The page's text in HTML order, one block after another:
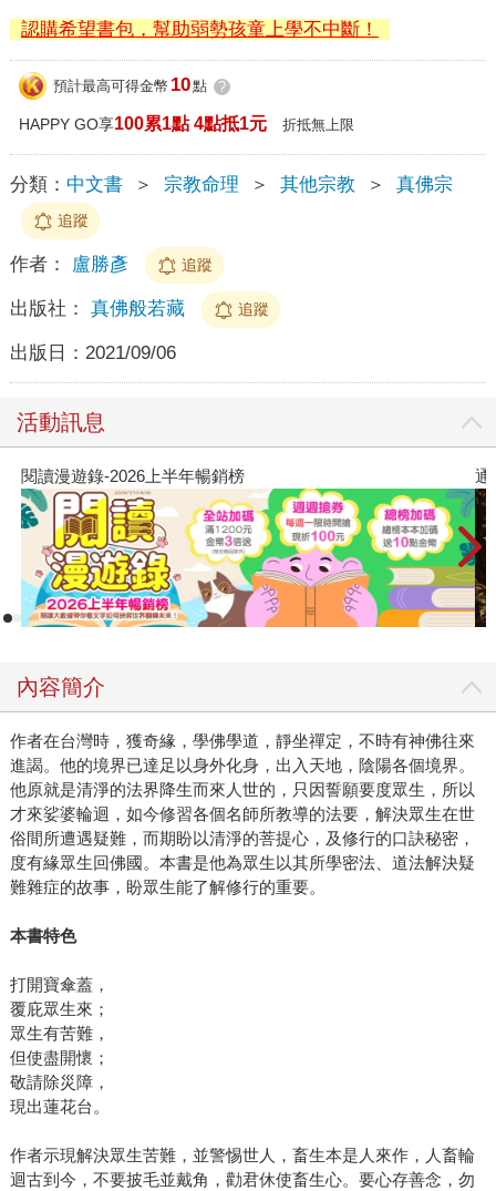
認購希望書包，幫助弱勢孩童上學不中斷！
預計最高可得金幣 10點 ?
HAPPY GO享100累1點 4點抵1元 折抵無上限
分類： 中文書 ＞ 宗教命理 ＞ 其他宗教 ＞ 真佛宗
追蹤
作者： 盧勝彥 追蹤
出版社： 真佛般若藏 追蹤
出版日： 2021/09/06
活動訊息
閱讀漫遊錄-2026上半年暢銷榜 通
內容簡介
作者在台灣時，獲奇緣，學佛學道，靜坐禪定，不時有神佛往來
進謁。他的境界已達足以身外化身，出入天地，陰陽各個境界。
他原就是清淨的法界降生而來人世的，只因誓願要度眾生，所以
才來娑婆輪迴，如今修習各個名師所教導的法要，解決眾生在世
俗間所遭遇疑難，而期盼以清淨的菩提心，及修行的口訣秘密，
度有緣眾生回佛國。本書是他為眾生以其所學密法、道法解決疑
難雜症的故事，盼眾生能了解修行的重要。
本書特色
打開寶傘蓋，
覆庇眾生來；
眾生有苦難，
但使盡開懷；
敬請除災障，
現出蓮花台。
作者示現解決眾生苦難，並警惕世人，畜生本是人來作，人畜輪
迴古到今，不要披毛並戴角，勸君休使畜生心。要心存善念，勿